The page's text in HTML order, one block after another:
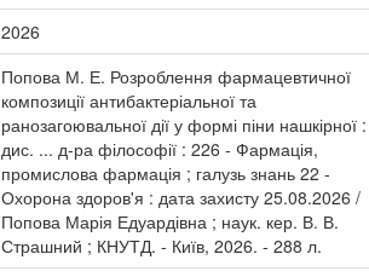
2026
Попова М. Е. Розроблення фармацевтичної
композиції антибактеріальної та
ранозагоювальної дії у формі піни нашкірної :
дис. ... д-ра філософії : 226 - Фармація,
промислова фармація ; галузь знань 22 -
Охорона здоров'я : дата захисту 25.08.2026 /
Попова Марія Едуардівна ; наук. кер. В. В.
Страшний ; КНУТД. - Київ, 2026. - 288 л.